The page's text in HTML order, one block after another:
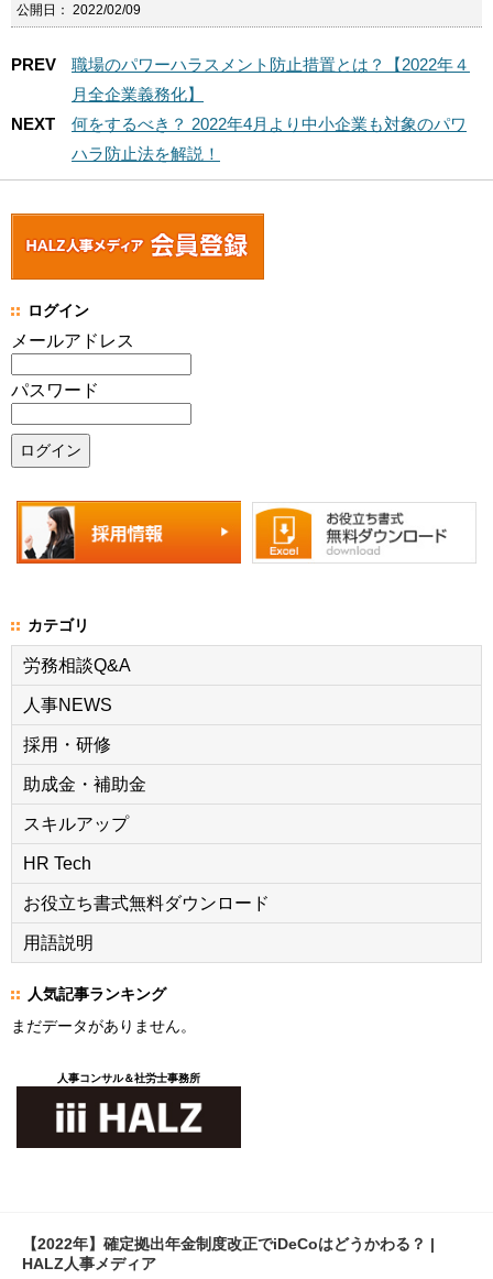
公開日： 2022/02/09
PREV
職場のパワーハラスメント防止措置とは？【2022年４
月全企業義務化】
NEXT
何をするべき？ 2022年4月より中小企業も対象のパワ
ハラ防止法を解説！
ログイン
メールアドレス
パスワード
カテゴリ
労務相談Q&A
人事NEWS
採用・研修
助成金・補助金
スキルアップ
HR Tech
お役立ち書式無料ダウンロード
用語説明
人気記事ランキング
まだデータがありません。
人事コンサル＆社労士事務所
【2022年】確定拠出年金制度改正でiDeCoはどうかわる？ |
HALZ人事メディア